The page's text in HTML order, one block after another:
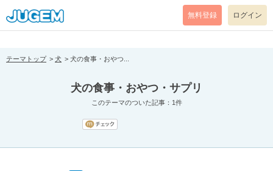
[pear_error: message="Success" code=0 mode=return level=notice
prefix="" info=""]
無料登録 ログイン
テーマトップ 犬 犬の食事・おやつ...
犬の食事・おやつ・サプリ
このテーマのついた記事：1件